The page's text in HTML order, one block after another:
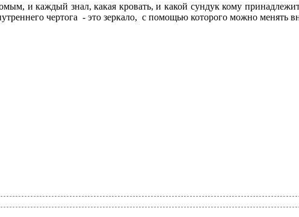
и каждый знал, какая кровать, и какой сундук кому
чертога - это зеркало, с помощью которого можно менять